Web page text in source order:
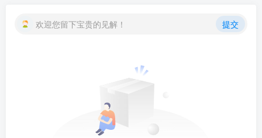
欢迎您留下宝贵的见解！ 提交